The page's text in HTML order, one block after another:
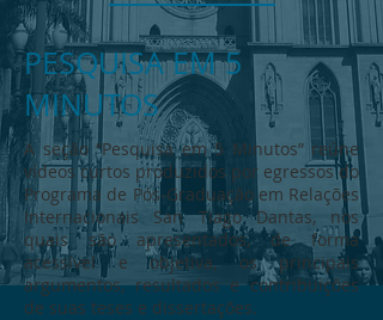
PESQUISA EM 5
MINUTOS
A seção “Pesquisa em 5 Minutos” reúne
vídeos curtos produzidos por egressos do
Programa de Pós-Graduação em Relações
Internacionais San Tiago Dantas, nos
quais são apresentados, de forma
acessível e objetiva, os principais
argumentos, resultados e contribuições
de suas teses e dissertações.